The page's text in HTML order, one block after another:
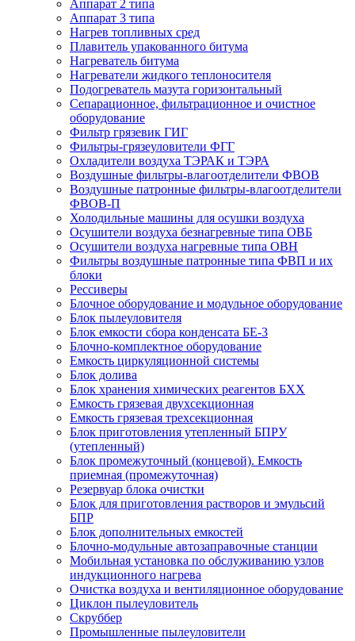
Аппарат 2 типа
Аппарат 3 типа
Нагрев топливных сред
Плавитель упакованного битума
Нагреватель битума
Нагреватели жидкого теплоносителя
Подогреватель мазута горизонтальный
Сепарационное, фильтрационное и очистное
оборудование
Фильтр грязевик ГИГ
Фильтры-грязеуловители ФГГ
Охладители воздуха ТЭРАК и ТЭРА
Воздушные фильтры-влагоотделители ФВОВ
Воздушные патронные фильтры-влагоотделители
ФВОВ-П
Холодильные машины для осушки воздуха
Осушители воздуха безнагревные типа ОВБ
Осушители воздуха нагревные типа ОВН
Фильтры воздушные патронные типа ФВП и их
блоки
Рессиверы
Блочное оборудование и модульное оборудование
Блок пылеуловителя
Блок емкости сбора конденсата БЕ-3
Блочно-комплектное оборудование
Емкость циркуляционной системы
Блок долива
Блок хранения химических реагентов БХХ
Емкость грязевая двухсекционная
Емкость грязевая трехсекционная
Блок приготовления утепленный БПРУ
(утепленный)
Блок промежуточный (концевой). Емкость
приемная (промежуточная)
Резервуар блока очистки
Блок для приготовления растворов и эмульсий
БПР
Блок дополнительных емкостей
Блочно-модульные автозаправочные станции
Мобильная установка по обслуживанию узлов
индукционного нагрева
Очистка воздуха и вентиляционное оборудование
Циклон пылеуловитель
Скруббер
Промышленные пылеуловители